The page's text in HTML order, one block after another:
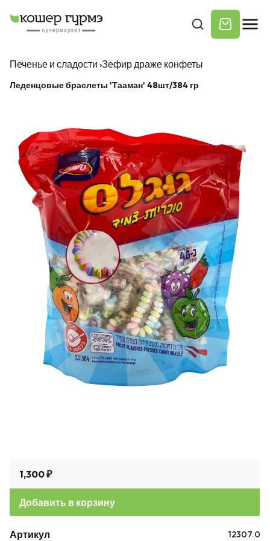
Печенье и сладости ›Зефир драже конфеты
Леденцовые браслеты 'Тааман' 48шт/384 гр
1,300 ₽
Добавить в корзину
Артикул 12307.0